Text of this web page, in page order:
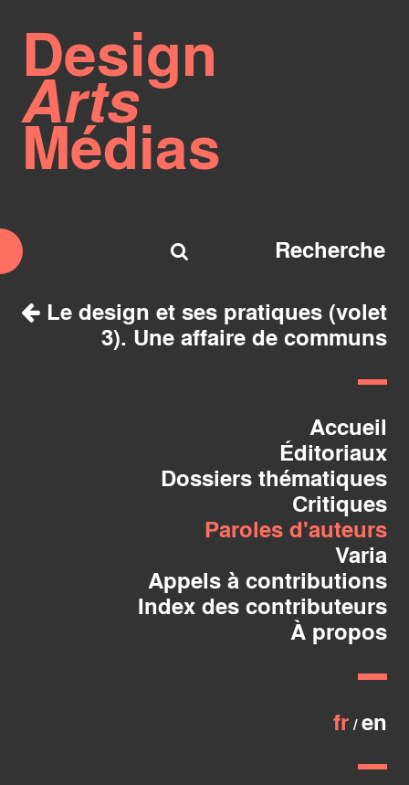
Design
Arts
Médias
Le design et ses pratiques (volet
3). Une affaire de communs
Accueil
Éditoriaux
Dossiers thématiques
Critiques
Paroles d'auteurs
Varia
Appels à contributions
Index des contributeurs
À propos
fr en